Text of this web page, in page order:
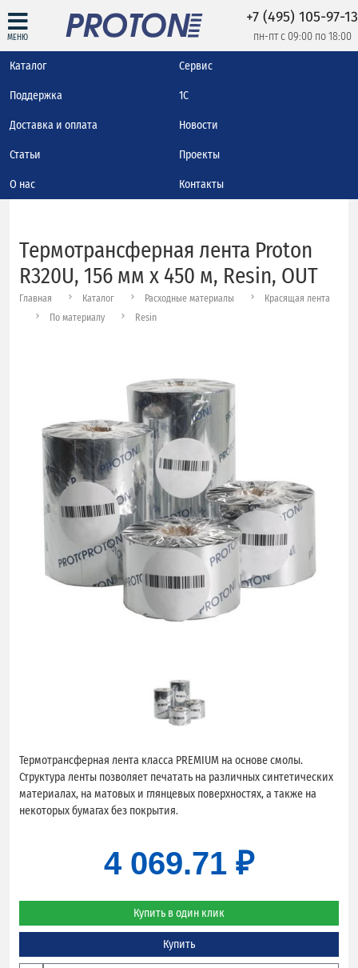
МЕНЮ
+7 (495) 105-97-13
пн-пт с 09:00 по 18:00
Каталог Сервис
Поддержка 1С
Доставка и оплата Новости
Статьи Проекты
О нас Контакты
Термотрансферная лента Proton
R320U, 156 мм х 450 м, Resin, OUT
Главная Каталог Расходные материалы
Красящая лента
По материалу
Resin
Термотрансферная лента класса PREMIUM на основе смолы.
Структура ленты позволяет печатать на различных синтетических
материалах, на матовых и глянцевых поверхностях, а также на
некоторых бумагах без покрытия.
4 069.71 ₽
Купить в один клик
Купить